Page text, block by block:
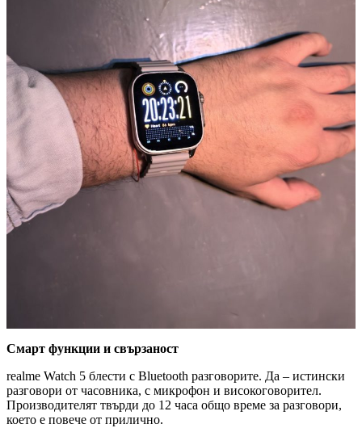
Смарт функции и свързаност
realme Watch 5 блести с Bluetooth разговорите. Да – истински
разговори от часовника, с микрофон и високоговорител.
Производителят твърди до 12 часа общо време за разговори,
което е повече от прилично.